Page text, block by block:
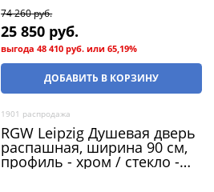
фабик (распродажа)
74 260 руб.
25 850 руб.
выгода48 410 руб. или65,19%
ДОБАВИТЬ В КОРЗИНУ
1901 распродажа
RGW Leipzig Душевая дверь
распашная, ширина 90 см,
профиль - хром / стекло -